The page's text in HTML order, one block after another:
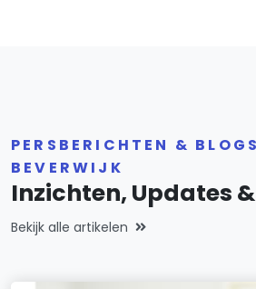
PERSBERICHTEN &
BEVERWIJK
Inzichten, Updates
Bekijk alle artikelen